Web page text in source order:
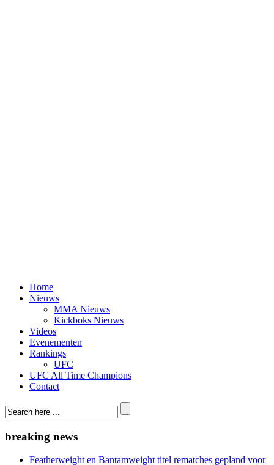
Home
Nieuws
MMA Nieuws
Kickboks Nieuws
Videos
Evenementen
Rankings
UFC
UFC All Time Champions
Contact
breaking news
Featherweight en Bantamweight titel rematches gepland voor